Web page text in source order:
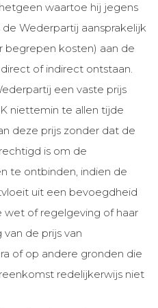
waartoe hij jegens
de Wederpartij aansprakelijk
begrepen kosten) aan de
of indirect ontstaan.
een vaste prijs
niettemin te allen tijde
deze prijs zonder dat de
is om de
te ontbinden, indien de
uit een bevoegdheid
wet of regelgeving of haar
de prijs van
of op andere gronden die
redelijkerwijs niet